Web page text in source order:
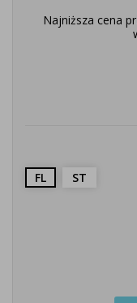
Najniższa cena
FL
ST